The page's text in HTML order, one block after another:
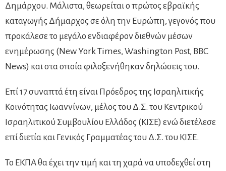
Δημάρχου. Μάλιστα, θεωρείται ο πρώτος εβραϊκής
καταγωγής Δήμαρχος σε όλη την Ευρώπη, γεγονός που
προκάλεσε το μεγάλο ενδιαφέρον διεθνών μέσων
ενημέρωσης (New York Times, Washington Post, BBC
News) και στα οποία φιλοξενήθηκαν δηλώσεις του.
Επί 17 συναπτά έτη είναι Πρόεδρος της Ισραηλιτικής
Κοινότητας Ιωαννίνων, μέλος του Δ.Σ. του Κεντρικού
Ισραηλιτικού Συμβουλίου Ελλάδος (ΚΙΣΕ) ενώ διετέλεσε
επί διετία και Γενικός Γραμματέας του Δ.Σ. του ΚΙΣΕ.
Το ΕΚΠΑ θα έχει την τιμή και τη χαρά να υποδεχθεί στη